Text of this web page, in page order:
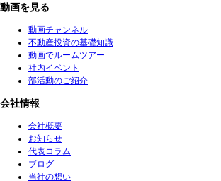
動画を見る
動画チャンネル
不動産投資の基礎知識
動画でルームツアー
社内イベント
部活動のご紹介
会社情報
会社概要
お知らせ
代表コラム
ブログ
当社の想い